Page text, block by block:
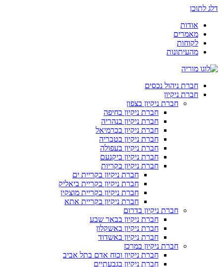
דלג לתוכן
אודות
מאמרים
לקוחות
מהעיתונות
חברת ניהול נכסים
חברת ניקיון
חברת ניקיון בצפון
חברת ניקיון בחיפה
חברת ניקיון בנהריה
חברת ניקיון בכרמיאל
חברת ניקיון בטבריה
חברת ניקיון בעפולה
חברת ניקיון ביקנעם
חברת ניקיון בקריות
חברת ניקיון בקריית ים
חברת ניקיון בקריית ביאליק
חברת ניקיון בקריית מוצקין
חברת ניקיון בקריית אתא
חברת ניקיון בדרום
חברת ניקיון בבאר שבע
חברת ניקיון באשקלון
חברת ניקיון באשדוד
חברת ניקיון במרכז
חברת ניקיון וכוח אדם בתל אביב
חברת ניקיון בגבעתיים